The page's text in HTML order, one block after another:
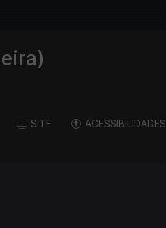
SITE ACESSIBILIDADES